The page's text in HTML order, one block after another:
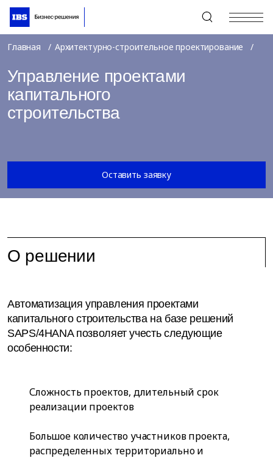
+7 (495) 967-80-80
Главная Архитектурно-строительное проектирование
Управление проектами
капитального
строительства
Оставить заявку
О решении
Автоматизация управления проектами
капитального строительства на базе решений
SAPS/4HANA позволяет учесть следующие
особенности:
Сложность проектов, длительный срок
реализации проектов
Большое количество участников проекта,
распределенных территориально и